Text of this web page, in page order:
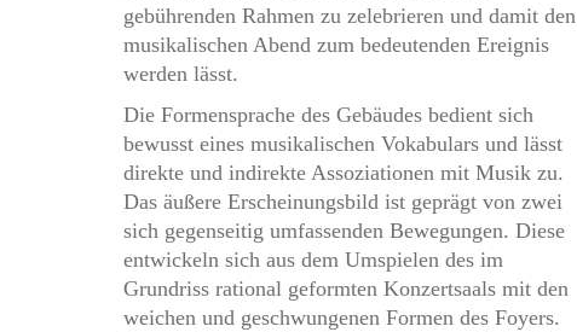
gebührenden Rahmen zu zelebrieren und damit den
musikalischen Abend zum bedeutenden Ereignis
werden lässt.
Die Formensprache des Gebäudes bedient sich
bewusst eines musikalischen Vokabulars und lässt
direkte und indirekte Assoziationen mit Musik zu.
Das äußere Erscheinungsbild ist geprägt von zwei
sich gegenseitig umfassenden Bewegungen. Diese
entwickeln sich aus dem Umspielen des im
Grundriss rational geformten Konzertsaals mit den
weichen und geschwungenen Formen des Foyers.